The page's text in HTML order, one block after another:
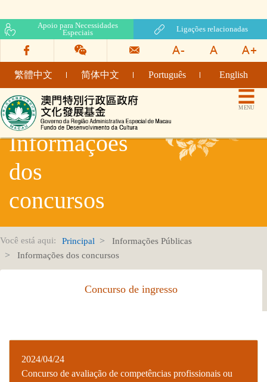
Apoio para Necessidades
Especiais
Ligações relacionadas
繁體中文 简体中文 Português English
Fundo de Desenvolvimento da Cultura
MENU
Informações
dos
concursos
Você está aqui: Principal
Informações Públicas
Informações dos concursos
Concurso de ingresso
2024/04/24
Concurso de avaliação de competências profissionais ou